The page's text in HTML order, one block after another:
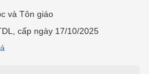
và Tôn giáo
cấp ngày 17/10/2025